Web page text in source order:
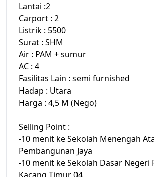
Lantai :2
Carport : 2
Listrik : 5500
Surat : SHM
Air : PAM + sumur
AC : 4
Fasilitas Lain : semi furnished
Hadap : Utara
Harga : 4,5 M (Nego)
Selling Point :
-10 menit ke Sekolah Menengah
Pembangunan Jaya
-10 menit ke Sekolah Dasar Negeri